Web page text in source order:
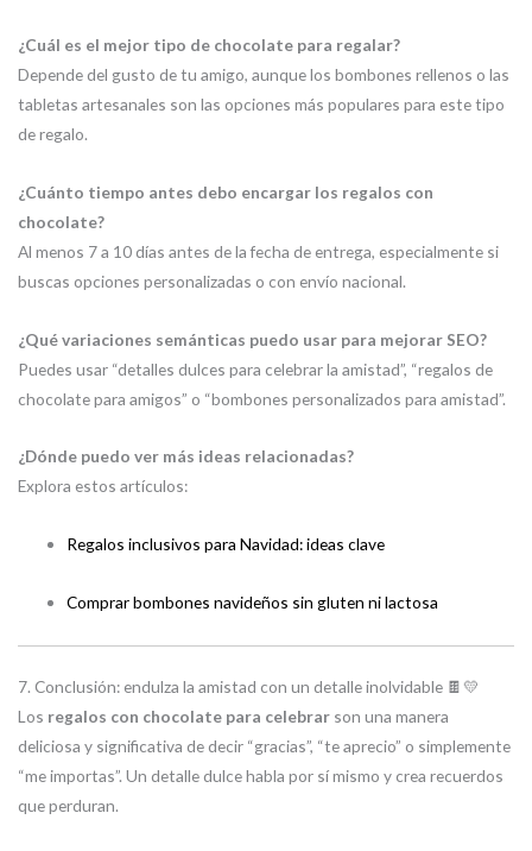
¿Cuál es el mejor tipo de chocolate para regalar?
Depende del gusto de tu amigo, aunque los bombones rellenos o las
tabletas artesanales son las opciones más populares para este tipo
de regalo.
¿Cuánto tiempo antes debo encargar los regalos con
chocolate?
Al menos 7 a 10 días antes de la fecha de entrega, especialmente si
buscas opciones personalizadas o con envío nacional.
¿Qué variaciones semánticas puedo usar para mejorar SEO?
Puedes usar “detalles dulces para celebrar la amistad”, “regalos de
chocolate para amigos” o “bombones personalizados para amistad”.
¿Dónde puedo ver más ideas relacionadas?
Explora estos artículos:
Regalos inclusivos para Navidad: ideas clave
Comprar bombones navideños sin gluten ni lactosa
7. Conclusión: endulza la amistad con un detalle inolvidable 🍫💛
Los regalos con chocolate para celebrar son una manera
deliciosa y significativa de decir “gracias”, “te aprecio” o simplemente
“me importas”. Un detalle dulce habla por sí mismo y crea recuerdos
que perduran.